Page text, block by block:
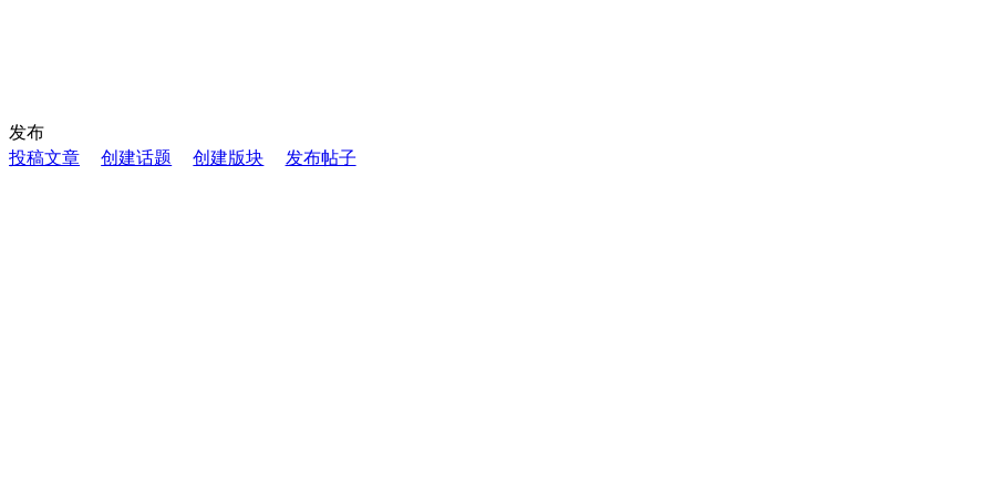
发布
投稿文章
创建话题 创建版块 发布帖子